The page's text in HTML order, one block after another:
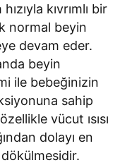
kıvrımlı bir
normal beyin
devam eder.
beyin
ile bebeğinizin
sahip
vücut ısısı
dolayı en